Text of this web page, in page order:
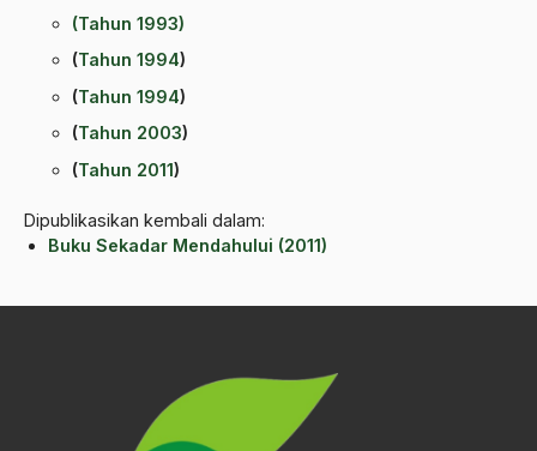
(Tahun 1993)
(Tahun 1994)
(Tahun 1994)
(Tahun 2003)
(Tahun 2011)
Dipublikasikan kembali dalam:
Buku Sekadar Mendahului (2011)
Benazir Bhutto
bencana alam
benny moerdani
Berdzikir